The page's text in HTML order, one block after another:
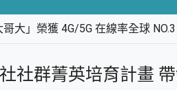
大」榮獲 4G/5G 在線率全球
X1070 SSD 固態硬碟開箱
社群菁英培育計畫